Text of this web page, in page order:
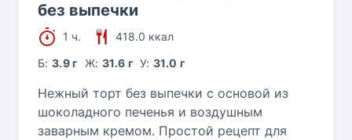
без выпечки
1 ч.
418.0 ккал
Б:3.9 г Ж: 31.6 г У:31.0 г
Нежный торт без выпечки с основой из
шоколадного печенья и воздушным
заварным кремом. Простой рецепт для